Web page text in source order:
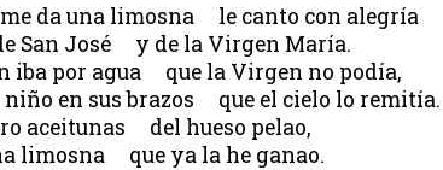
me da una limosna le canto con alegría
San José y de la Virgen María.
iba por agua que la Virgen no podía,
niño en sus brazos que el cielo lo remitía.
aceitunas del hueso pelao,
limosna que ya la he ganao.